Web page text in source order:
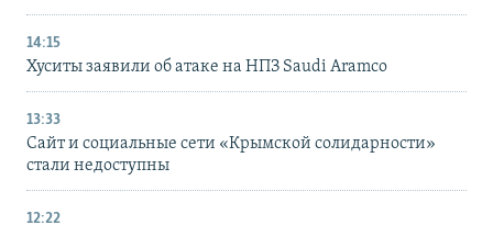
14:15
Хуситы заявили об атаке на НПЗ Saudi Aramco
13:33
Сайт и социальные сети «Крымской солидарности»
стали недоступны
12:22